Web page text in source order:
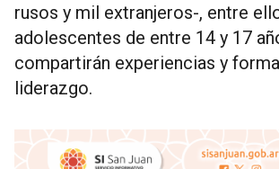
rusos y mil extranjeros-, entre
adolescentes de entre 14 y 17
compartirán experiencias y
liderazgo.